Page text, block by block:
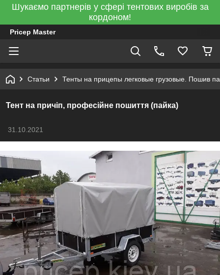
Шукаємо партнерів у сфері тентових виробів за
кордоном!
Pricep Master
Статьи Тенты на прицепы легковые грузовые. Пошив
Тент на причіп, професійне пошиття (пайка)
31.10.2021